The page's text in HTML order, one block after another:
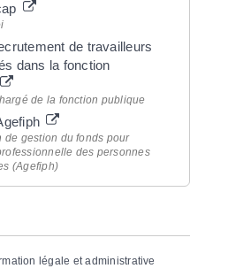
de travailleurs
dans la fonction
de la fonction publique
de gestion du fonds pour
des personnes
(Agefiph)
légale et administrative